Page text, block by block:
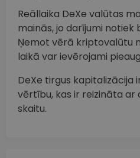
Reāllaika DeXe valūtas
mainās, jo darījumi notiek
Ņemot vērā kriptovalūtu
laikā var ievērojami
DeXe tirgus kapitalizācija
vērtību, kas ir reizināta ar
skaitu.